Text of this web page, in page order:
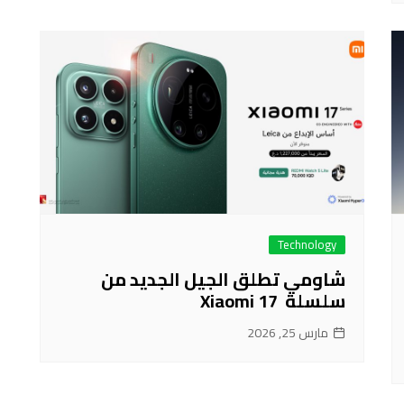
Technology
شاومي تطلق الجيل الجديد من
سلسلة Xiaomi 17
مارس 25, 2026